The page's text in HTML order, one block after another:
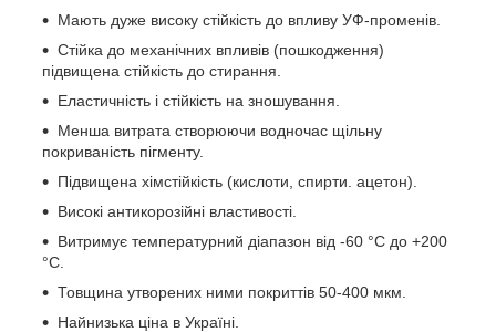
Мають дуже високу стійкість до впливу УФ-променів.
Стійка до механічних впливів (пошкодження)
підвищена стійкість до стирання.
Еластичність і стійкість на зношування.
Менша витрата створюючи водночас щільну
покриваність пігменту.
Підвищена хімстійкість (кислоти, спирти. ацетон).
Високі антикорозійні властивості.
Витримує температурний діапазон від -60 °C до +200
°C.
Товщина утворених ними покриттів 50-400 мкм.
Найнизька ціна в Україні.